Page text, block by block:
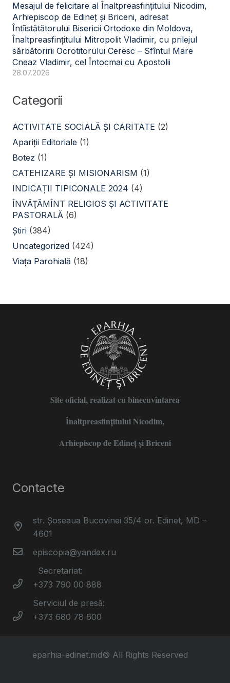
Mesajul de felicitare al Înaltpreasfințitului Nicodim,
Arhiepiscop de Edineț și Briceni, adresat
Întîistătătorului Bisericii Ortodoxe din Moldova,
Înaltpreasfințitului Mitropolit Vladimir, cu prilejul
sărbătoririi Ocrotitorului Ceresc – Sfîntul Mare
Cneaz Vladimir, cel Întocmai cu Apostolii
28.07.2026
Categorii
ACTIVITATE SOCIALĂ ŞI CARITATE (2)
Apariții Editoriale (1)
Botez (1)
CATEHIZARE ŞI MISIONARISM (1)
INDICAȚII TIPICONALE 2024 (4)
ÎNVĂŢĂMÎNT RELIGIOS ŞI ACTIVITATE
PASTORALĂ (6)
Știri (384)
Uncategorized (424)
Viața Parohială (18)
Site oficial, realizat cu binecuvîntarea
Înaltpreasfințitului Nicodim,
Arhiepiscop de Edineţ şi Briceni
Contacte
str. Șoseaua Bucovinei 35/4 or. Edinet, MD –
4601
episcopia@yandex.ru
Secretariat:
+373 790 00 888
Serviciul de presă:
+373 680 78 600
eparhia-edinet.md© All Rights Reserved